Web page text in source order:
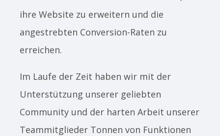
ihre Website zu erweitern und die
angestrebten Conversion-Raten zu
erreichen.
Im Laufe der Zeit haben wir mit der
Unterstützung unserer geliebten
Community und der harten Arbeit unserer
Teammitglieder Tonnen von Funktionen